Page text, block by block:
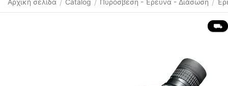
Αρχική σελίδα / Catalog / Πυρόσβεση - Έρευνα - Διάσωση /
⛟